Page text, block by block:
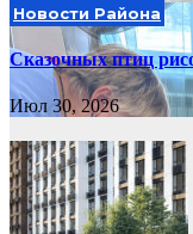
Новости Района
Сказочных птиц
Июл 30, 2026